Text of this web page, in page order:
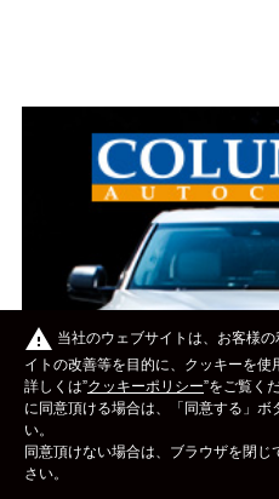
ボディタイプ メー
warning 当社のウェブサイトは、お客様
イトの改善等を目的に、クッキーを使
詳しくは”クッキーポリシー”をご覧く
に同意頂ける場合は、「同意する」ボ
い。
同意頂けない場合は、ブラウザを閉じ
さい。